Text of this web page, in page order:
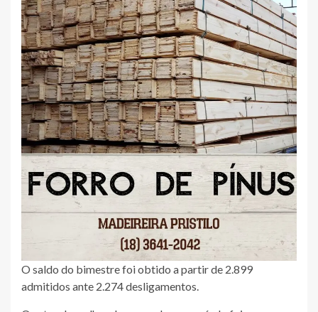
O saldo do bimestre foi obtido a partir de 2.899
admitidos ante 2.274 desligamentos.